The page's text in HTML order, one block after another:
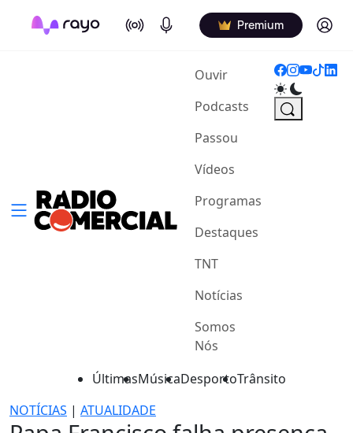
On Air Podcasts Premium Log in
Ouvir(current)
Podcasts
Passou
Vídeos
Programas
Destaques
TNT
Notícias
Somos
Nós
ÚltimasMúsicaDesportoTrânsito
NOTÍCIAS | ATUALIDADE